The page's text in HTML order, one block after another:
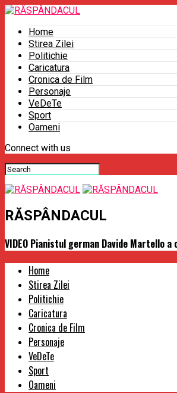
Home
Stirea Zilei
Politichie
Caricatura
Cronica de Film
Personaje
VeDeTe
Sport
Oameni
Connect with us
RĂSPÂNDACUL
VIDEO Pianistul german Davide Martello
Home
Stirea Zilei
Politichie
Caricatura
Cronica de Film
Personaje
VeDeTe
Sport
Oameni